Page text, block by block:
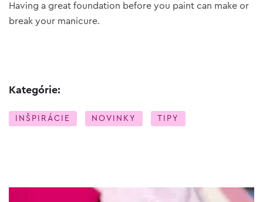
Having a great foundation before you paint can make or
break your manicure.
Kategórie:
INŠPIRÁCIE NOVINKY TIPY